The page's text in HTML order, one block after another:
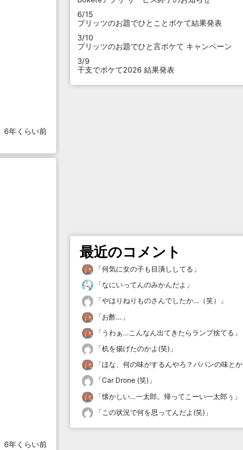
6年くらい前
6年くらい前
6/15
プリッツのお題でひとことボケて結果発表
3/10
プリッツのお題でひと言ボケて キャンペーン
3/9
干支でボケて2026 結果発表
最近のコメント
「何気に女の子も目潰ししてる 」
「なにいってんのみかんだよ 」
「やはりねりものさんでしたか…（笑）
」
「お酢… 」
「 うわぁ…こんなん出てきたらランプ捨てる 」
「机を揚げたのかよ(笑) 」
「ほな、何の味がするんやろ？パパンの味とか
「Car Drone (笑) 」
「懐かしい…一太郎。帰ってこーい一太郎ぅ 」
「 この状況で何を思ってんだよ(笑) 」